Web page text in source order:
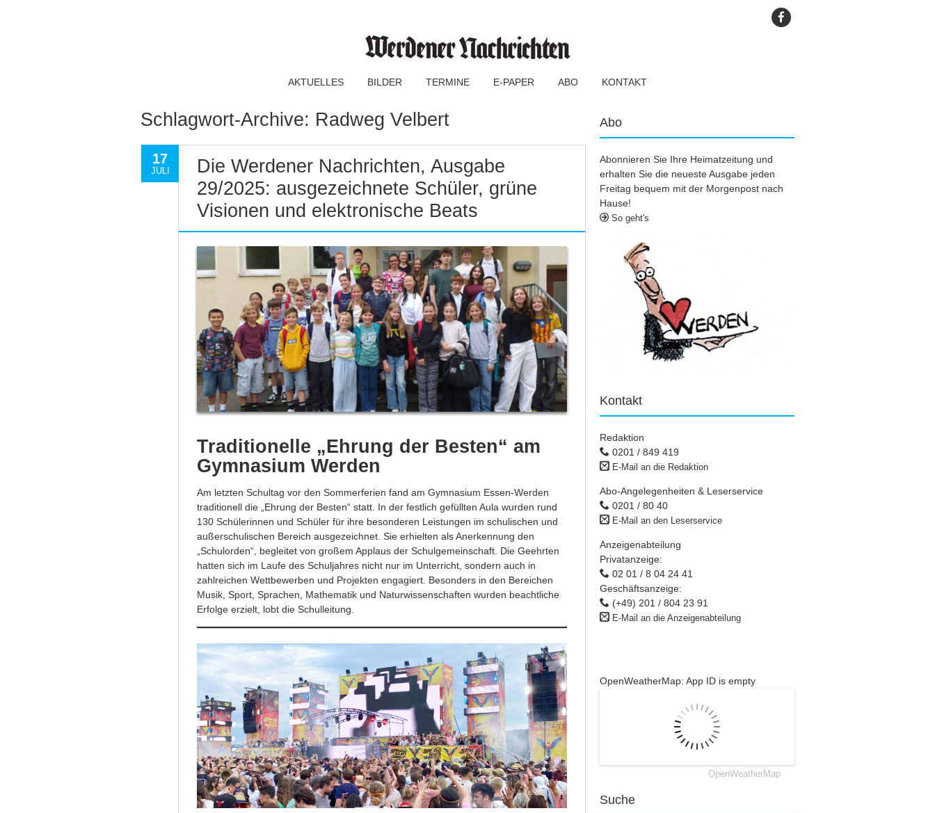
AKTUELLES BILDER TERMINE E-PAPER ABO KONTAKT
Schlagwort-Archive: Radweg Velbert
17
JULI
Die Werdener Nachrichten, Ausgabe
29/2025: ausgezeichnete Schüler, grüne
Visionen und elektronische Beats
Traditionelle „Ehrung der Besten“ am
Gymnasium Werden
Am letzten Schultag vor den Sommerferien fand am Gymnasium Essen-Werden
traditionell die „Ehrung der Besten“ statt. In der festlich gefüllten Aula wurden rund
130 Schülerinnen und Schüler für ihre besonderen Leistungen im schulischen und
außerschulischen Bereich ausgezeichnet. Sie erhielten als Anerkennung den
„Schulorden“, begleitet von großem Applaus der Schulgemeinschaft. Die Geehrten
hatten sich im Laufe des Schuljahres nicht nur im Unterricht, sondern auch in
zahlreichen Wettbewerben und Projekten engagiert. Besonders in den Bereichen
Musik, Sport, Sprachen, Mathematik und Naturwissenschaften wurden beachtliche
Erfolge erzielt, lobt die Schulleitung.
Abo
Abonnieren Sie Ihre Heimatzeitung und
erhalten Sie die neueste Ausgabe jeden
Freitag bequem mit der Morgenpost nach
Hause!
So geht's
Kontakt
Redaktion
0201 / 849 419
E-Mail an die Redaktion
Abo-Angelegenheiten & Leserservice
0201 / 80 40
E-Mail an den Leserservice
Anzeigenabteilung
Privatanzeige:
02 01 / 8 04 24 41
Geschäftsanzeige:
(+49) 201 / 804 23 91
E-Mail an die Anzeigenabteilung
OpenWeatherMap: App ID is empty
OpenWeatherMap
Suche